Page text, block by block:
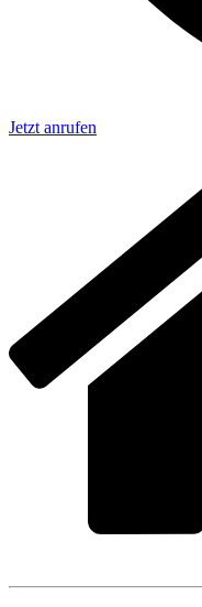
Jetzt anrufen